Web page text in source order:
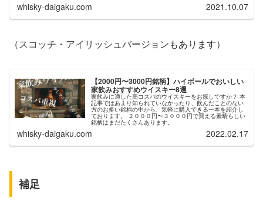
whisky-daigaku.com 2021.10.07
（スコッチ・アイリッシュバージョンもあります）
【2000円〜3000円銘柄】ハイボールでおいしい
家飲みおすすめウイスキー8選
家飲みに適した高コスパのウイスキーをお探しですか？ 本
記事ではあまり知られていなかったり、飲んだことのない
方のお多い銘柄の中から、気軽に購入できる一本を紹介し
ております。 ２０００円〜３０００円で買える素晴らしい
銘柄はまだたくさんあります。
whisky-daigaku.com 2022.02.17
補足